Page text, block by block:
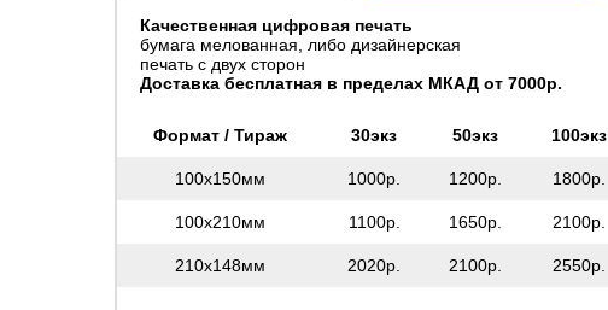
Качественная цифровая печать
бумага мелованная, либо дизайнерская
печать с двух сторон
Доставка бесплатная в пределах МКАД от 7000р.
Формат / Тираж 30экз 50экз 100экз
100x150мм 1000р. 1200р. 1800р.
100x210мм 1100р. 1650р. 2100р.
210x148мм 2020р. 2100р. 2550р.